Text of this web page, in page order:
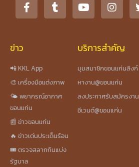
ข่าว
📲 KKL App
🎨 เครื่องมือแต่งภาพ
🌤️ พยากรณ์อากาศ
ขอนแก่น
📰 ข่าวขอนแก่น
🔥 ข่าวเด่นประเด็นร้อน
🎟️ ตรวจสลากกินแบ่ง
รัฐบาล
บริการสำคัญ
มุมสมาชิกขอนแก่นลิงก์
หางาน@ขอนแก่น
ลงประกาศรับสมัครงาน
อีเวนต์@ขอนแก่น